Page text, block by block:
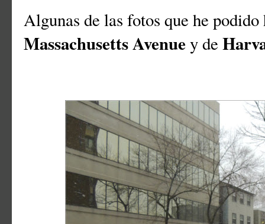
Algunas de las fotos que he
Massachusetts Avenue y de